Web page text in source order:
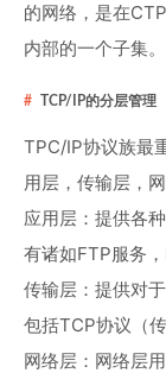
的网络，是在
内部的一个子集。
TCP/IP的分层管理
TPC/IP协议族最
用层，传输层，
应用层：提供各
有诸如FTP服务
传输层：提供对
包括TCP协议（
网络层：网络层